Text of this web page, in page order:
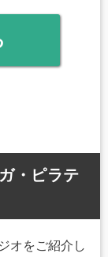
・ピラテ
オをご紹介し